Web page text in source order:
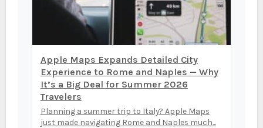
Apple Maps Expands Detailed City
Experience to Rome and Naples — Why
It’s a Big Deal for Summer 2026
Travelers
Planning a summer trip to Italy? Apple Maps
just made navigating Rome and Naples much...